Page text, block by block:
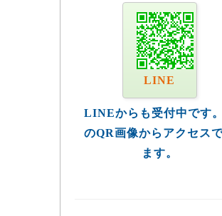
LINE
LINEからも受付中です
のQR画像からアクセス
ます。